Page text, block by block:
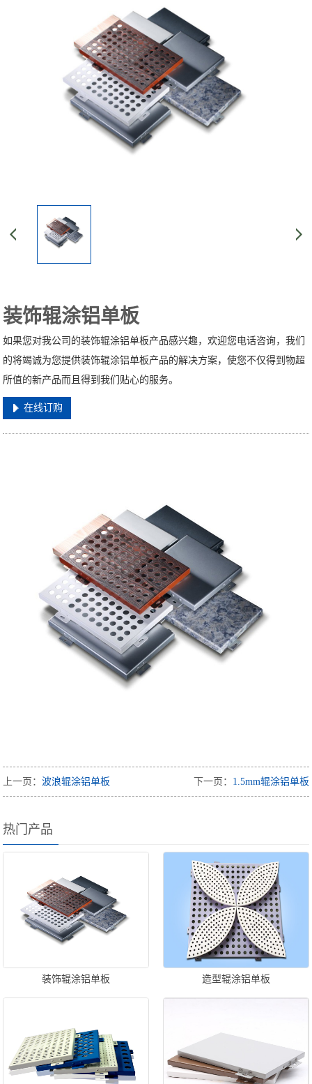
装饰辊涂铝单板
如果您对我公司的装饰辊涂铝单板产品感兴趣，欢迎您电话咨询，我们
的将竭诚为您提供装饰辊涂铝单板产品的解决方案，使您不仅得到物超
所值的新产品而且得到我们贴心的服务。
在线订购
上一页：波浪辊涂铝单板 下一页： 1.5mm辊涂铝单板
热门产品
装饰辊涂铝单板 造型辊涂铝单板